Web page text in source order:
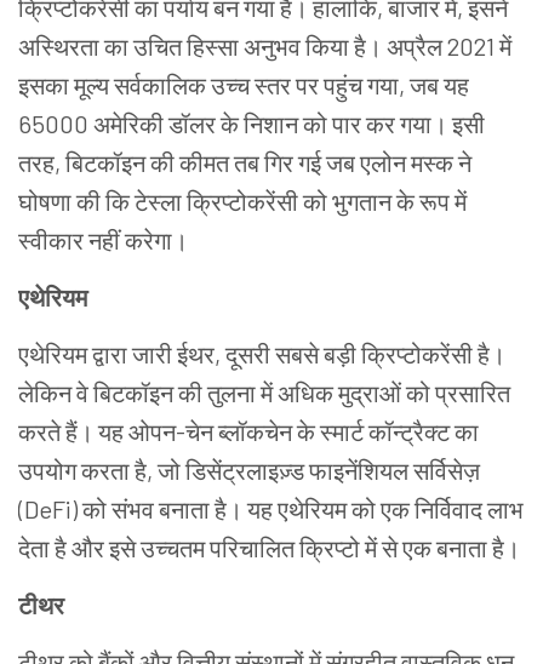
क्रिप्टोकरेंसीकापर्यायबनगयाहै। हालांकि,बाजारमें,इसने
अस्थिरताकाउचितहिस्साअनुभवकियाहै। अप्रैल2021में
इसकामूल्यसर्वकालिकउच्चस्तरपरपहुंचगया,जबयह
65000 अमेरिकीडॉलरकेनिशानकोपारकरगया। इसी
तरह,बिटकॉइनकीकीमततबगिरगईजबएलोनमस्कने
घोषणाकीकिटेस्लाक्रिप्टोकरेंसीकोभुगतानकेरूपमें
स्वीकारनहींकरेगा।
एथेरियम
एथेरियमद्वाराजारीईथर,दूसरीसबसेबड़ीक्रिप्टोकरेंसीहै।
लेकिनवेबिटकॉइनकीतुलनामेंअधिकमुद्राओंकोप्रसारित
करतेहैं। यहओपन-चेनब्लॉकचेनकेस्मार्टकॉन्ट्रैक्टका
उपयोगकरताहै,जोडिसेंट्रलाइज़्ड फाइनेंशियल सर्विसेज़
(DeFi)कोसंभवबनाताहै। यहएथेरियमकोएकनिर्विवादलाभ
देताहैऔरइसेउच्चतमपरिचालितक्रिप्टोमेंसेएकबनाताहै।
टीथर